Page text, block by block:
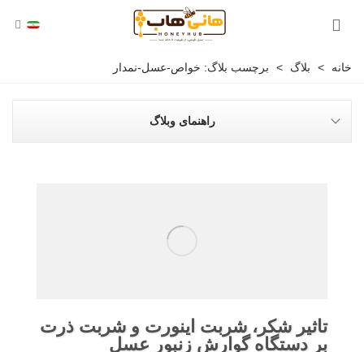
خانه > بلاگ > برچسب بلاگ: خواص-عسل-نمدار
راهنمای وبلاگ
تاثیر شکر، شربت اینورت و شربت ذرت
بر دستگاه گوارش زنبور عسل